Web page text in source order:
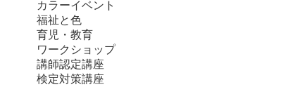
カラーイベント
福祉と色
育児・教育
ワークショップ
講師認定講座
検定対策講座